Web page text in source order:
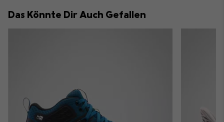
Das Könnte Dir Auch Gefallen